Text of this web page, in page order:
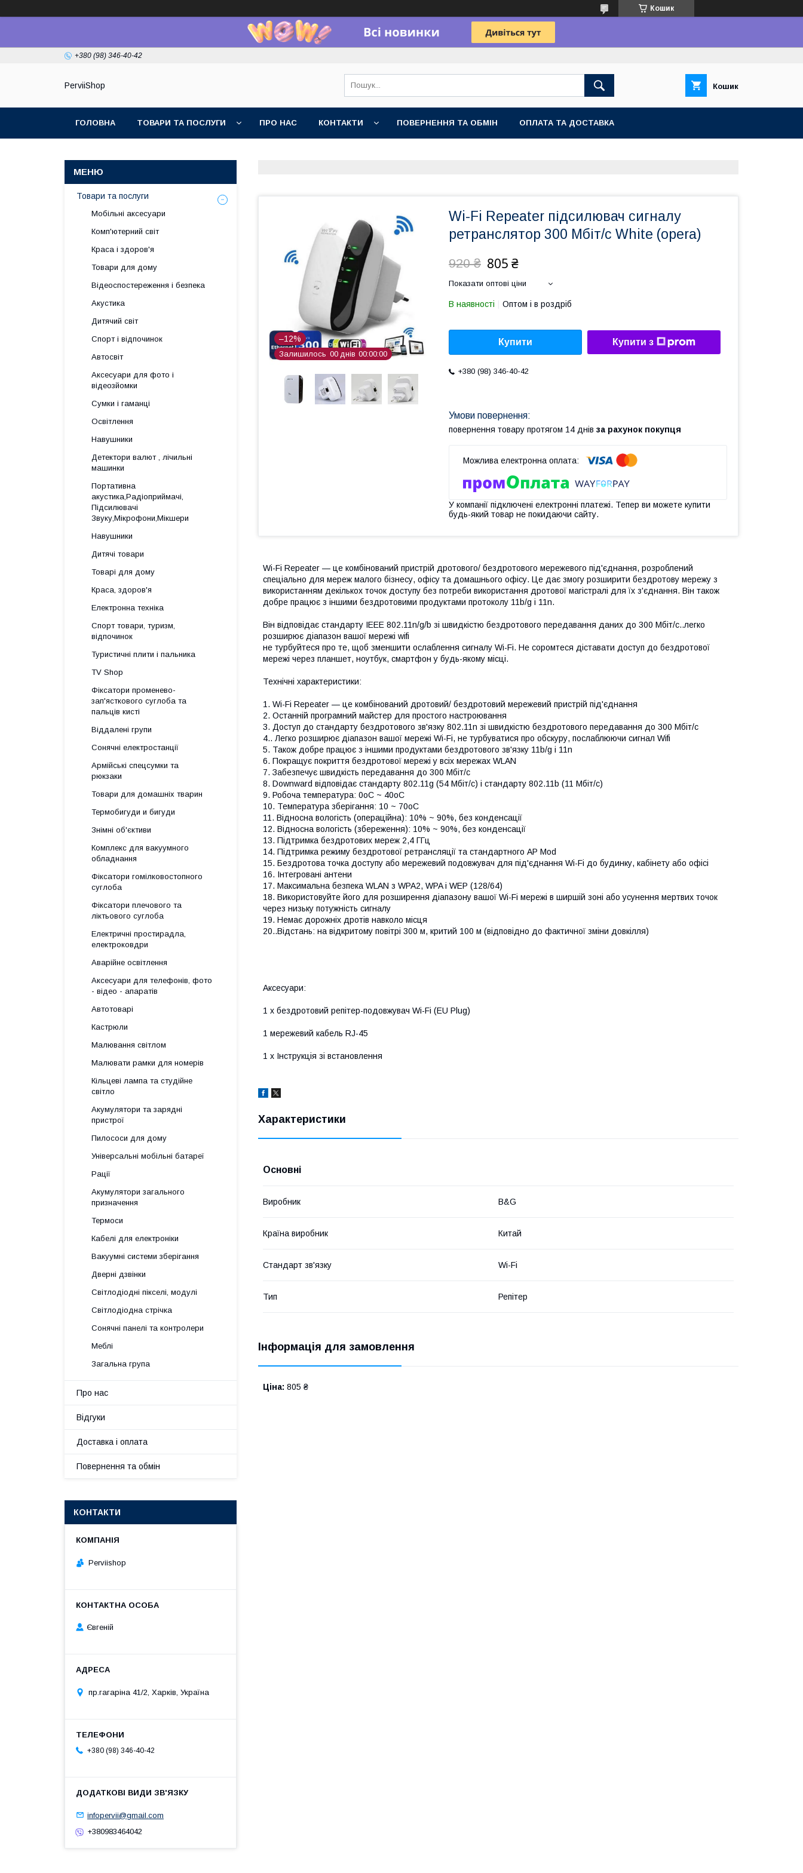
Кошик
+380 (98) 346-40-42
PerviiShop Кошик
ГОЛОВНА ТОВАРИ ТА ПОСЛУГИ ПРО НАС КОНТАКТИ ПОВЕРНЕННЯ ТА ОБМІН ОПЛАТА ТА ДОСТАВКА
–12%
Залишилось 00 днів 00 00 00
Wi-Fi Repeater підсилювач сигналу
ретранслятор 300 Мбіт/с White (opera)
920 ₴ 805 ₴
Показати оптові ціни
В наявності Оптом і в роздріб
Купити Купити з
+380 (98) 346-40-42
повернення товару протягом 14 днів за рахунок покупця
У компанії підключені електронні платежі. Тепер ви можете купити
будь-який товар не покидаючи сайту.
Wi-Fi Repeater — це комбінований пристрій дротового/ бездротового мережевого під'єднання, розроблений
спеціально для мереж малого бізнесу, офісу та домашнього офісу. Це дає змогу розширити бездротову мережу з
використанням декількох точок доступу без потреби використання дротової магістралі для їх з'єднання. Він також
добре працює з іншими бездротовими продуктами протоколу 11b/g і 11n.
Він відповідає стандарту IEEE 802.11n/g/b зі швидкістю бездротового передавання даних до 300 Мбіт/с..легко
розширює діапазон вашої мережі wifi
не турбуйтеся про те, щоб зменшити ослаблення сигналу Wi-Fi. Не соромтеся діставати доступ до бездротової
мережі через планшет, ноутбук, смартфон у будь-якому місці.
Технічні характеристики:
1. Wi-Fi Repeater — це комбінований дротовий/ бездротовий мережевий пристрій під'єднання
2. Останній програмний майстер для простого настроювання
3. Доступ до стандарту бездротового зв'язку 802.11n зі швидкістю бездротового передавання до 300 Мбіт/с
4.. Легко розширює діапазон вашої мережі Wi-Fi, не турбуватися про обскуру, послаблюючи сигнал Wifi
5. Також добре працює з іншими продуктами бездротового зв'язку 11b/g і 11n
6. Покращує покриття бездротової мережі у всіх мережах WLAN
7. Забезпечує швидкість передавання до 300 Мбіт/с
8. Downward відповідає стандарту 802.11g (54 Мбіт/с) і стандарту 802.11b (11 Мбіт/с)
9. Робоча температура: 0oC ~ 40oC
10. Температура зберігання: 10 ~ 70oC
11. Відносна вологість (операційна): 10% ~ 90%, без конденсації
12. Відносна вологість (збереження): 10% ~ 90%, без конденсації
13. Підтримка бездротових мереж 2,4 ГГц
14. Підтримка режиму бездротової ретрансляції та стандартного AP Mod
15. Бездротова точка доступу або мережевий подовжувач для під'єднання Wi-Fi до будинку, кабінету або офісі
16. Інтегровані антени
17. Максимальна безпека WLAN з WPA2, WPA і WEP (128/64)
18. Використовуйте його для розширення діапазону вашої Wi-Fi мережі в ширшій зоні або усунення мертвих точок
через низьку потужність сигналу
19. Немає дорожніх дротів навколо місця
20..Відстань: на відкритому повітрі 300 м, критий 100 м (відповідно до фактичної зміни довкілля)
Аксесуари:
1 х бездротовий репітер-подовжувач Wi-Fi (EU Plug)
1 мережевий кабель RJ-45
1 x Інструкція зі встановлення
Характеристики
Основні
Виробник B&G
Країна виробник Китай
Стандарт зв'язку Wi-Fi
Тип Репітер
Інформація для замовлення
Ціна: 805 ₴
Товари та послуги
Мобільні аксесуари
Комп'ютерний світ
Краса і здоров'я
Товари для дому
Відеоспостереження і безпека
Акустика
Дитячий світ
Спорт і відпочинок
Автосвіт
Аксесуари для фото і
відеозйомки
Сумки і гаманці
Освітлення
Навушники
Детектори валют , лічильні
машинки
Портативна
акустика,Радіоприймачі,
Підсилювачі
Звуку,Мікрофони,Мікшери
Навушники
Дитячі товари
Товарі для дому
Краса, здоров'я
Електронна техніка
Спорт товари, туризм,
відпочинок
Туристичні плити і пальника
TV Shop
Фіксатори променево-
зап'ясткового суглоба та
пальців кисті
Віддалені групи
Сонячні електростанції
Армійські спецсумки та
рюкзаки
Товари для домашніх тварин
Термобигуди и бигуди
Знімні об'єктиви
Комплекс для вакуумного
обладнання
Фіксатори гомілковостопного
суглоба
Фіксатори плечового та
ліктьового суглоба
Електричні простирадла,
електроковдри
Аварійне освітлення
Аксесуари для телефонів, фото
- відео - апаратів
Автотоварі
Кастрюли
Малювання світлом
Малювати рамки для номерів
Кільцеві лампа та студійне
світло
Акумулятори та зарядні
пристрої
Пилососи для дому
Універсальні мобільні батареї
Рації
Акумулятори загального
призначення
Термоси
Кабелі для електроніки
Вакуумні системи зберігання
Дверні дзвінки
Світлодіодні пікселі, модулі
Світлодіодна стрічка
Сонячні панелі та контролери
Меблі
Загальна група
Про нас
Відгуки
Доставка і оплата
Повернення та обмін
КОНТАКТИ
Perviishop
Євгеній
пр.гагаріна 41/2, Харків, Україна
+380 (98) 346-40-42
infopervii@gmail.com
+380983464042